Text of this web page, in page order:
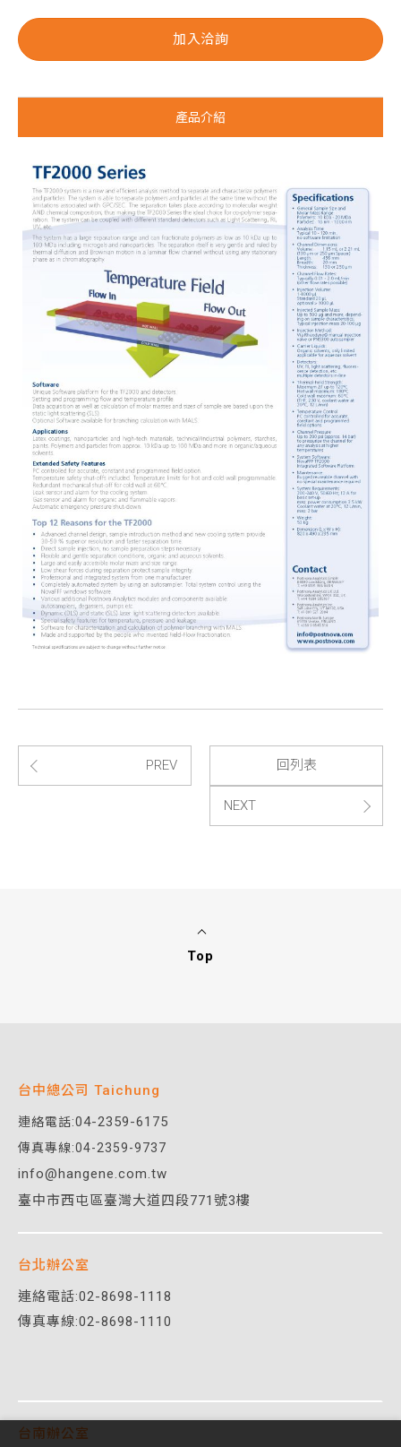
加入洽詢
產品介紹
PREV 回列表
NEXT
Top
台中總公司 Taichung
連絡電話:04-2359-6175
傳真專線:04-2359-9737
info@hangene.com.tw
臺中市西屯區臺灣大道四段771號3樓
台北辦公室
連絡電話:02-8698-1118
傳真專線:02-8698-1110
台南辦公室